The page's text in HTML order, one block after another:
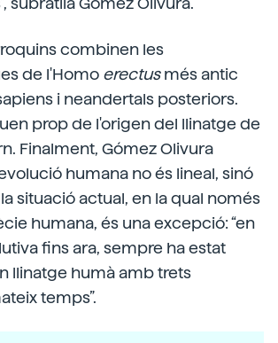
combinen les
de l'Homo erectusmés antic
i neandertals posteriors.
prop de l'origen del llinatge de
Finalment, Gómez Olivura
humana no és lineal, sinó
situació actual, en la qual només
humana, és una excepció: “en
fins ara, sempre ha estat
llinatge humà amb trets
temps”.